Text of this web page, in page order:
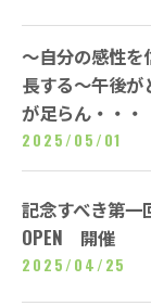
～自分の感性を
長する～午後
が足らん・・・
2025/05/01
記念すべき第一
OPEN 開催
2025/04/25